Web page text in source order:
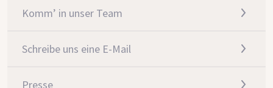
Komm’ in unser Team
Schreibe uns eine E-Mail
Presse